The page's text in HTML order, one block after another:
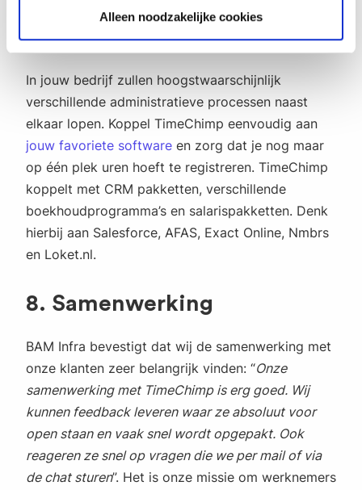
Alleen noodzakelijke cookies
7. Koppelingen
In jouw bedrijf zullen hoogstwaarschijnlijk
verschillende administratieve processen naast
elkaar lopen. Koppel TimeChimp eenvoudig aan
jouw favoriete software en zorg dat je nog maar
op één plek uren hoeft te registreren. TimeChimp
koppelt met CRM pakketten, verschillende
boekhoudprogramma’s en salarispakketten. Denk
hierbij aan Salesforce, AFAS, Exact Online, Nmbrs
en Loket.nl.
8. Samenwerking
BAM Infra bevestigt dat wij de samenwerking met
onze klanten zeer belangrijk vinden: “Onze
samenwerking met TimeChimp is erg goed. Wij
kunnen feedback leveren waar ze absoluut voor
open staan en vaak snel wordt opgepakt. Ook
reageren ze snel op vragen die we per mail of via
de chat sturen”. Het is onze missie om werknemers